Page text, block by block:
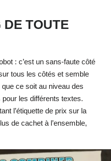
TOUTE
: c’est un sans-faute côté
tous les côtés et semble
ce soit au niveau des
les différents textes.
l’étiquette de prix sur la
de cachet à l’ensemble,